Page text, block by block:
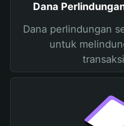
Dana
Dana perlindungan
untuk